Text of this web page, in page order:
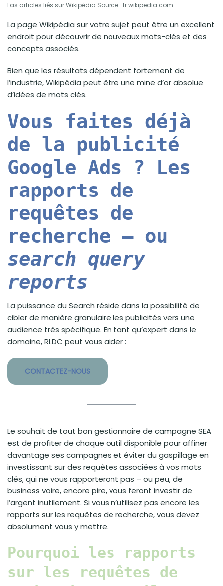
Las articles liés sur Wikipédia Source : fr.wikipedia.com
La page Wikipédia sur votre sujet peut être un excellent
endroit pour découvrir de nouveaux mots-clés et des
concepts associés.
Bien que les résultats dépendent fortement de
l’industrie, Wikipédia peut être une mine d’or absolue
d’idées de mots clés.
Vous faites déjà
de la publicité
Google Ads ? Les
rapports de
requêtes de
recherche – ou
search query
reports
La puissance du Search réside dans la possibilité de
cibler de manière granulaire les publicités vers une
audience très spécifique. En tant qu’expert dans le
domaine, RLDC peut vous aider :
CONTACTEZ-NOUS
Le souhait de tout bon gestionnaire de campagne SEA
est de profiter de chaque outil disponible pour affiner
davantage ses campagnes et éviter du gaspillage en
investissant sur des requêtes associées à vos mots
clés, qui ne vous rapporteront pas – ou peu, de
business voire, encore pire, vous feront investir de
l’argent inutilement. Si vous n’utilisez pas encore les
rapports sur les requêtes de recherche, vous devez
absolument vous y mettre.
Pourquoi les rapports
sur les requêtes de